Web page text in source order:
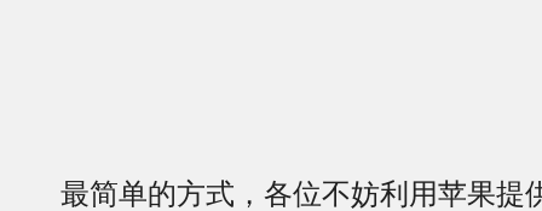
最简单的方式，各位不妨利用苹果提